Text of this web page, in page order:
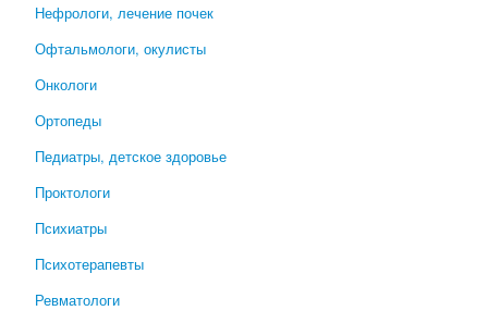
Нефрологи, лечение почек
Офтальмологи, окулисты
Онкологи
Ортопеды
Педиатры, детское здоровье
Проктологи
Психиатры
Психотерапевты
Ревматологи